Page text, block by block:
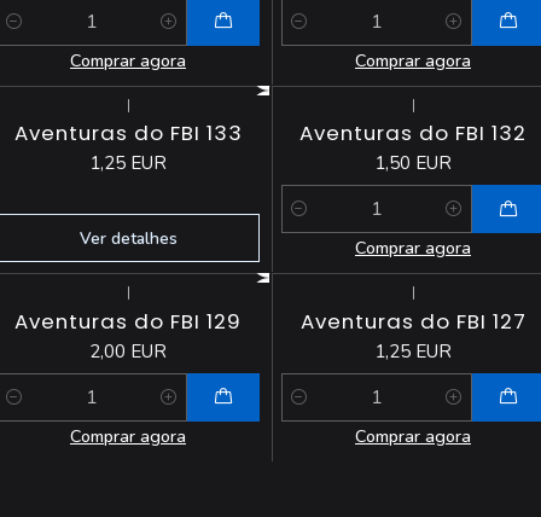
Comprar agora
Quantidade
Comprar agora
|
Aventuras do FBI 133
1,25 EUR
Ver detalhes
|
Aventuras do FBI 132
1,50 EUR
Quantidade
Comprar agora
|
Aventuras do FBI 129
2,00 EUR
Comprar agora
|
Aventuras do FBI 127
1,25 EUR
Quantidade
Comprar agora